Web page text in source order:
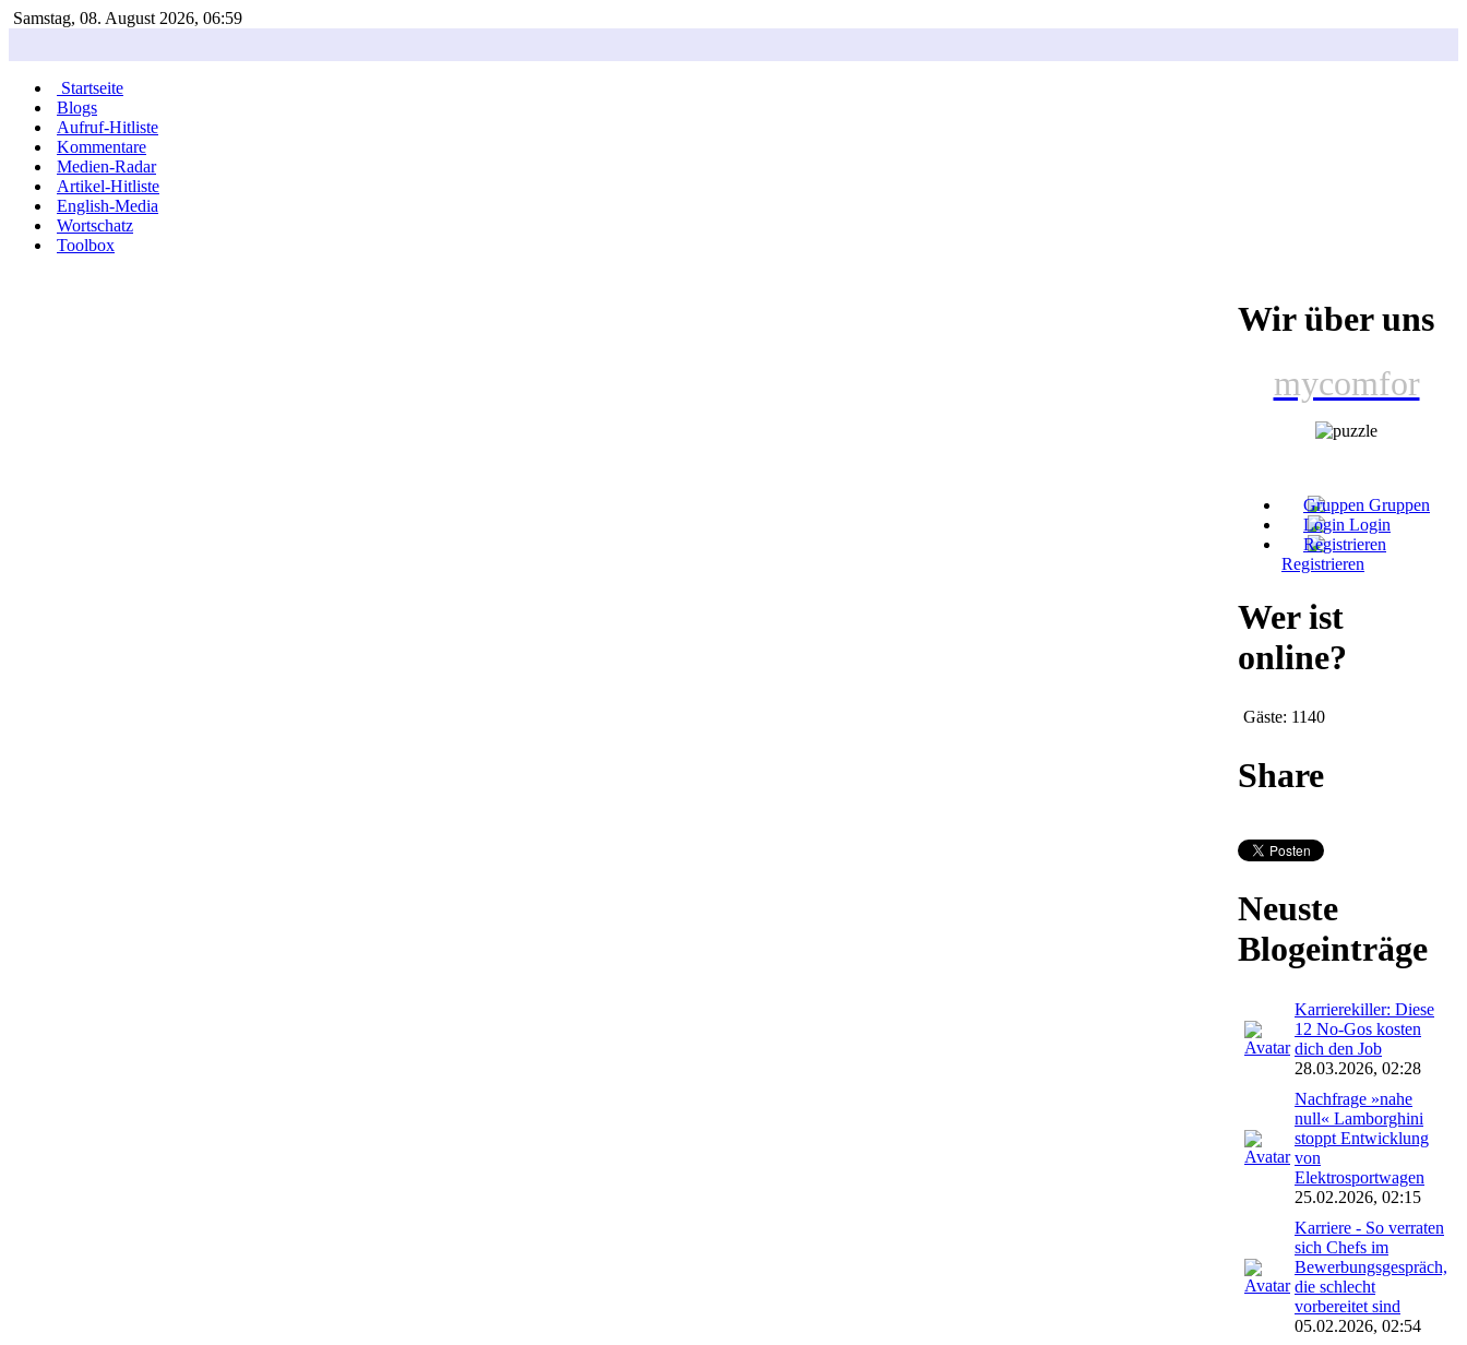
Samstag, 08. August 2026, 06:59
Startseite
Blogs
Aufruf-Hitliste
Kommentare
Medien-Radar
Artikel-Hitliste
English-Media
Wortschatz
Toolbox
Wir über uns
mycomfor
Gruppen
Login
Registrieren
Wer ist
online?
Gäste: 1140
Share
Neuste
Blogeinträge
Karrierekiller: Diese
12 No-Gos kosten
dich den Job
28.03.2026, 02:28
Nachfrage »nahe
null« Lamborghini
stoppt Entwicklung
von
Elektrosportwagen
25.02.2026, 02:15
Karriere - So verraten
sich Chefs im
Bewerbungsgespräch,
die schlecht
vorbereitet sind
05.02.2026, 02:54